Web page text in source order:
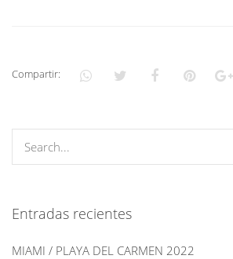
Compartir:
Entradas recientes
MIAMI / PLAYA DEL CARMEN 2022